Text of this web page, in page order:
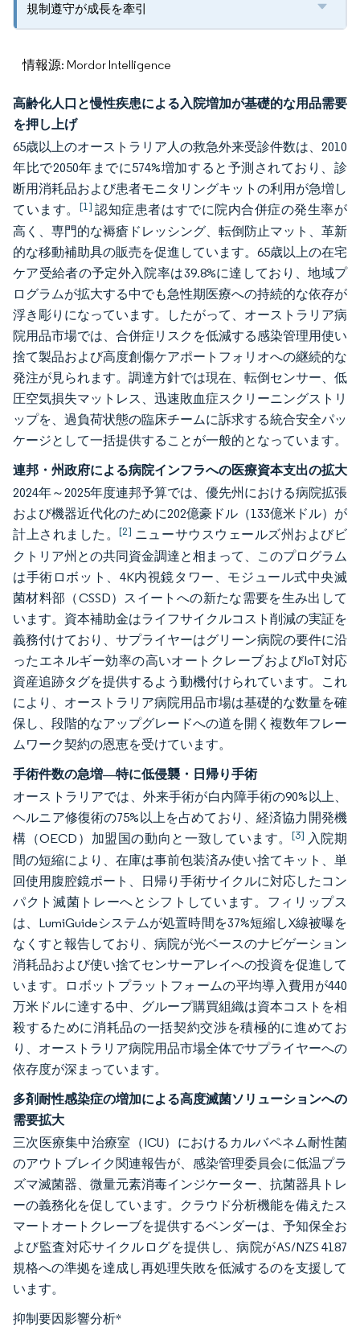
規制遵守が成長を牽引
情報源: Mordor Intelligence
高齢化人口と慢性疾患による入院増加が基礎的な用品需要
を押し上げ
65歳以上のオーストラリア人の救急外来受診件数は、2010
年比で2050年までに574%増加すると予測されており、診
断用消耗品および患者モニタリングキットの利用が急増し
ています。 [1] 認知症患者はすでに院内合併症の発生率が
高く、専門的な褥瘡ドレッシング、転倒防止マット、革新
的な移動補助具の販売を促進しています。65歳以上の在宅
ケア受給者の予定外入院率は39.8%に達しており、地域プ
ログラムが拡大する中でも急性期医療への持続的な依存が
浮き彫りになっています。したがって、オーストラリア病
院用品市場では、合併症リスクを低減する感染管理用使い
捨て製品および高度創傷ケアポートフォリオへの継続的な
発注が見られます。調達方針では現在、転倒センサー、低
圧空気損失マットレス、迅速敗血症スクリーニングストリ
ップを、過負荷状態の臨床チームに訴求する統合安全パッ
ケージとして一括提供することが一般的となっています。
連邦・州政府による病院インフラへの医療資本支出の拡大
2024年～2025年度連邦予算では、優先州における病院拡張
および機器近代化のために202億豪ドル（133億米ドル）が
計上されました。[2] ニューサウスウェールズ州およびビ
クトリア州との共同資金調達と相まって、このプログラム
は手術ロボット、4K内視鏡タワー、モジュール式中央滅
菌材料部（CSSD）スイートへの新たな需要を生み出して
います。資本補助金はライフサイクルコスト削減の実証を
義務付けており、サプライヤーはグリーン病院の要件に沿
ったエネルギー効率の高いオートクレーブおよびIoT対応
資産追跡タグを提供するよう動機付けられています。これ
により、オーストラリア病院用品市場は基礎的な数量を確
保し、段階的なアップグレードへの道を開く複数年フレー
ムワーク契約の恩恵を受けています。
手術件数の急増―特に低侵襲・日帰り手術
オーストラリアでは、外来手術が白内障手術の90%以上、
ヘルニア修復術の75%以上を占めており、経済協力開発機
構（OECD）加盟国の動向と一致しています。[3] 入院期
間の短縮により、在庫は事前包装済み使い捨てキット、単
回使用腹腔鏡ポート、日帰り手術サイクルに対応したコン
パクト滅菌トレーへとシフトしています。フィリップス
は、LumiGuideシステムが処置時間を37%短縮しX線被曝を
なくすと報告しており、病院が光ベースのナビゲーション
消耗品および使い捨てセンサーアレイへの投資を促進して
います。ロボットプラットフォームの平均導入費用が440
万米ドルに達する中、グループ購買組織は資本コストを相
殺するために消耗品の一括契約交渉を積極的に進めてお
り、オーストラリア病院用品市場全体でサプライヤーへの
依存度が深まっています。
多剤耐性感染症の増加による高度滅菌ソリューションへの
需要拡大
三次医療集中治療室（ICU）におけるカルバペネム耐性菌
のアウトブレイク関連報告が、感染管理委員会に低温プラ
ズマ滅菌器、微量元素消毒インジケーター、抗菌器具トレ
ーの義務化を促しています。クラウド分析機能を備えたス
マートオートクレーブを提供するベンダーは、予知保全お
よび監査対応サイクルログを提供し、病院がAS/NZS 4187
規格への準拠を達成し再処理失敗を低減するのを支援して
います。
抑制要因影響分析*